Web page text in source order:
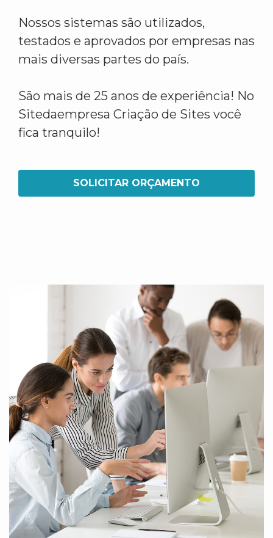
Nossos sistemas são utilizados,
testados e aprovados por empresas nas
mais diversas partes do país.
São mais de 25 anos de experiência! No
Sitedaempresa Criação de Sites você
fica tranquilo!
SOLICITAR ORÇAMENTO